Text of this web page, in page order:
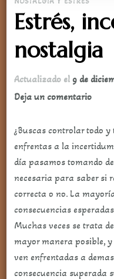
Estrés,
nostalgia
Actualizado el 9 de
Deja un comentarioen
y
¿Buscas controlar todo
enfrentas a la
día pasamos tomando
necesaria para saber si
correcta o no. La
consecuencias
Muchas veces se trata
mayor manera posible,
ven enfrentadas a
consecuencia superada